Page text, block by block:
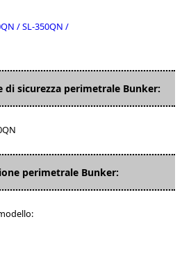
di sicurezza perimetrale Bunker:
perimetrale Bunker: